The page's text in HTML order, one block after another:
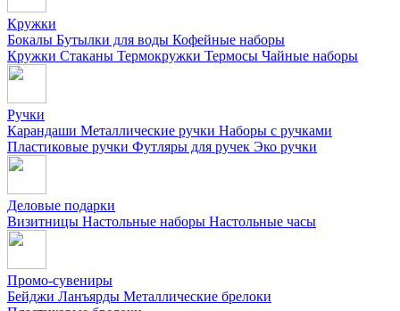
Кружки
Бокалы Бутылки для воды Кофейные наборы
Кружки Стаканы Термокружки Термосы Чайные наборы
Ручки
Карандаши Металлические ручки Наборы с ручками
Пластиковые ручки Футляры для ручек Эко ручки
Деловые подарки
Визитницы Настольные наборы Настольные часы
Промо-сувениры
Бейджи Ланъярды Металлические брелоки